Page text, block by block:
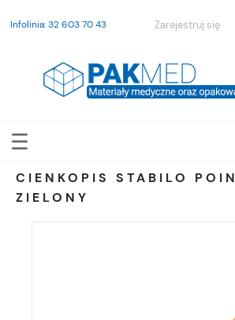
Infolinia: 32 603 70 43 Zarejestruj się
CIENKOPIS STABILO
ZIELONY